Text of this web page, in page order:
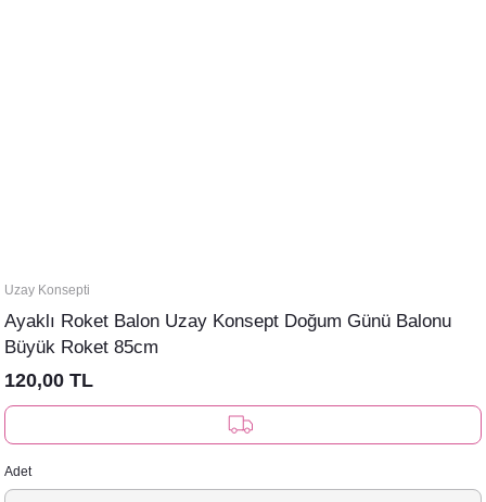
Uzay Konsepti
Ayaklı Roket Balon Uzay Konsept Doğum Günü Balonu
Büyük Roket 85cm
120,00 TL
Adet